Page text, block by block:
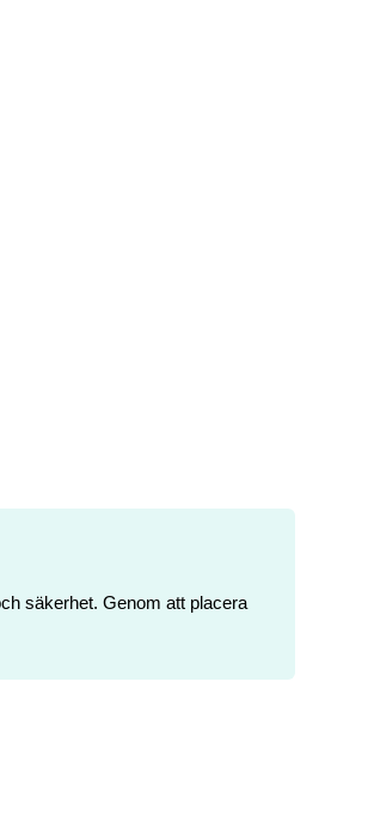
säkerhet. Genom att placera